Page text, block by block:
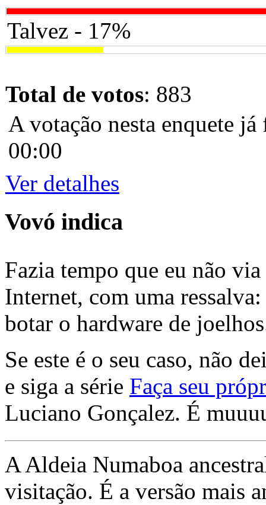
Talvez - 17%
Total de votos: 883
A votação nesta enquete
00:00
Ver detalhes
Vovó indica
Fazia tempo que eu não
Internet, com uma
botar o hardware de
Se este é o seu caso, não
e siga a série Faça seu
Luciano Gonçalez. É
A Aldeia Numaboa
visitação. É a versão mais